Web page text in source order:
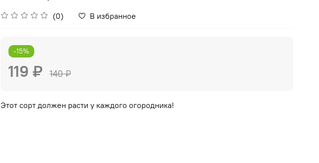
(0) В избранное
-15%
119 ₽ 140 ₽
Этот сорт должен расти у каждого огородника!